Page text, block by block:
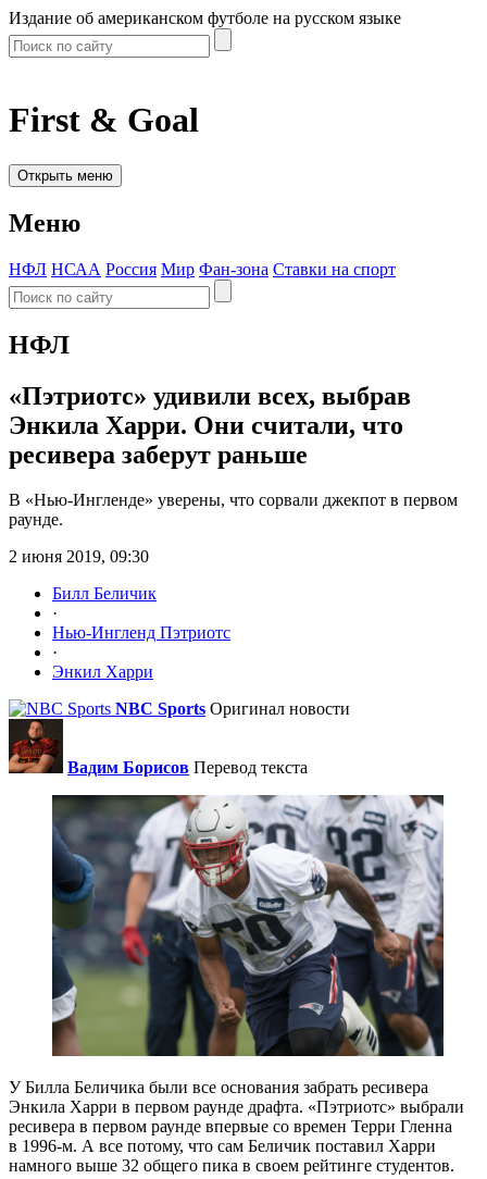
Издание об американском футболе на русском языке
First & Goal
Открыть меню
Меню
НФЛ НСАА Россия Мир Фан-зона Ставки на спорт
НФЛ
«Пэтриотс» удивили всех, выбрав
Энкила Харри. Они считали, что
ресивера заберут раньше
В «Нью-Ингленде» уверены, что сорвали джекпот в первом
раунде.
2 июня 2019, 09:30
Билл Беличик
·
Нью-Ингленд Пэтриотс
·
Энкил Харри
NBC Sports Оригинал новости
Вадим Борисов Перевод текста
У Билла Беличика были все основания забрать ресивера
Энкила Харри в первом раунде драфта. «Пэтриотс» выбрали
ресивера в первом раунде впервые со времен Терри Гленна
в 1996-м. А все потому, что сам Беличик поставил Харри
намного выше 32 общего пика в своем рейтинге студентов.